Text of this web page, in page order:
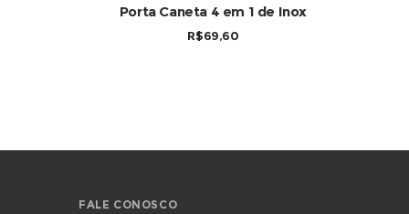
COMPRAR
Porta Caneta 4 em 1 de Inox
R$69,60
FALE CONOSCO